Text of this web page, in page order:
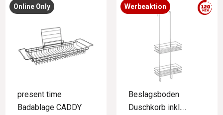
Online Only
present time
Badablage CADDY
Werbeaktion
Beslagsboden
Duschkorb inkl.